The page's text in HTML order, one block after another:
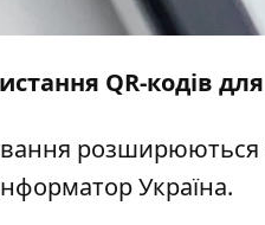
QR-кодів
Україна.